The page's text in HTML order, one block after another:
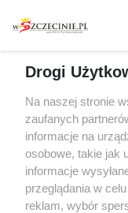
Spacery i
targi
Wernisaże
Więcej
Drogi
Na naszej stronie
zaufanych
informacje na
osobowe, takie jak
informacje
przeglądania w
reklam, wybór